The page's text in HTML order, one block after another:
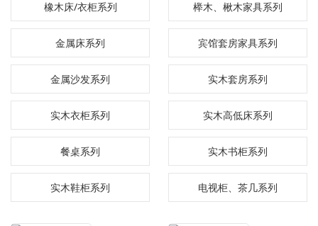
橡木床/衣柜系列 榉木、楸木家具系列
金属床系列 宾馆套房家具系列
金属沙发系列 实木套房系列
实木衣柜系列 实木高低床系列
餐桌系列 实木书柜系列
实木鞋柜系列 电视柜、茶几系列